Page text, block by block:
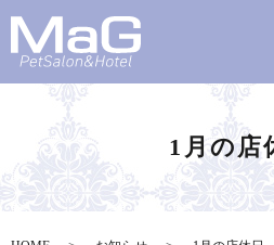
1月の店